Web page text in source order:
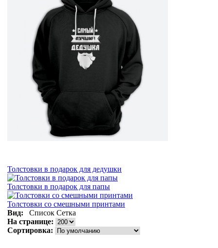
Толстовки в подарок для дедушки
Толстовки в подарок для папы
Толстовки со смешными принтами
Вид:
Список Сетка
На странице:
Сортировка: